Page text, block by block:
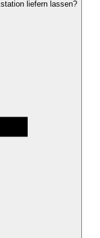
liefern lassen?